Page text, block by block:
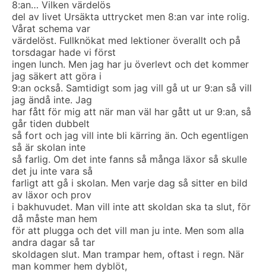
8:an… Vilken värdelös
del av livet Ursäkta uttrycket men 8:an var inte rolig.
Vårat schema var
värdelöst. Fullknökat med lektioner överallt och på
torsdagar hade vi först
ingen lunch. Men jag har ju överlevt och det kommer
jag säkert att göra i
9:an också. Samtidigt som jag vill gå ut ur 9:an så vill
jag ändå inte. Jag
har fått för mig att när man väl har gått ut ur 9:an, så
går tiden dubbelt
så fort och jag vill inte bli kärring än. Och egentligen
så är skolan inte
så farlig. Om det inte fanns så många läxor så skulle
det ju inte vara så
farligt att gå i skolan. Men varje dag så sitter en bild
av läxor och prov
i bakhuvudet. Man vill inte att skoldan ska ta slut, för
då måste man hem
för att plugga och det vill man ju inte. Men som alla
andra dagar så tar
skoldagen slut. Man trampar hem, oftast i regn. När
man kommer hem dyblöt,